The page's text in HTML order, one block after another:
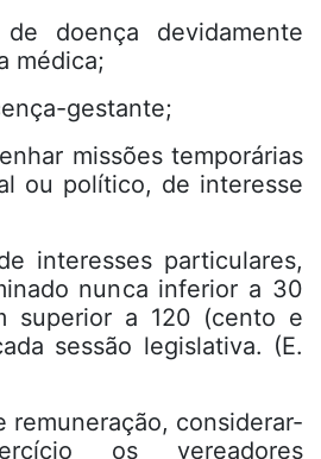
doença devidamente
médica;
gestante;
missões temporárias
ou político, de interesse
interesses particulares,
nunca inferior a 30
superior a 120 (cento e
sessão legislativa. (E.
remuneração, considerar-
os vereadores